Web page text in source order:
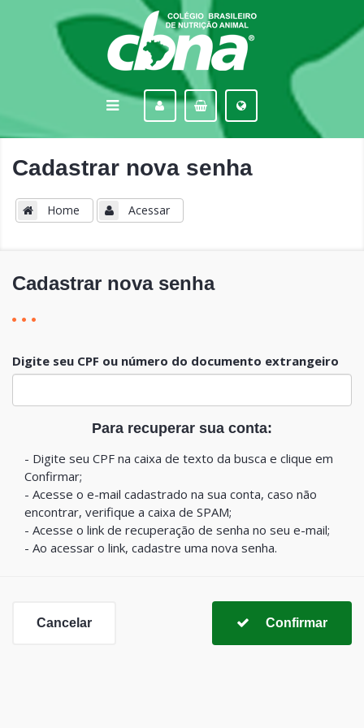
Cadastrar nova senha
Home Acessar
Cadastrar nova senha
Digite seu CPF ou número do documento extrangeiro
Para recuperar sua conta:
- Digite seu CPF na caixa de texto da busca e clique em
Confirmar;
- Acesse o e-mail cadastrado na sua conta, caso não
encontrar, verifique a caixa de SPAM;
- Acesse o link de recuperação de senha no seu e-mail;
- Ao acessar o link, cadastre uma nova senha.
Cancelar Confirmar